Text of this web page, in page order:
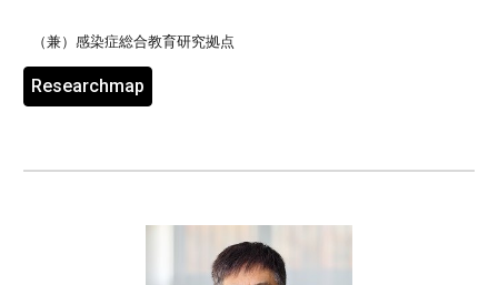
（兼）感染症総合教育研究拠点
Researchmap